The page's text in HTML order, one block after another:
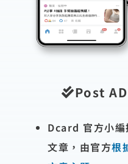
Post
Dcard 官方小編
文章，由官方根